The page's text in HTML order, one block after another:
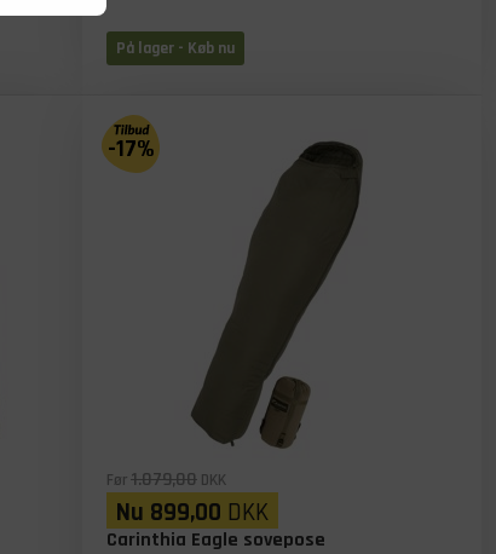
På lager - Køb nu
-17%
Før1.079,00 DKK
Nu 899,00 DKK
Carinthia Eagle sovepose